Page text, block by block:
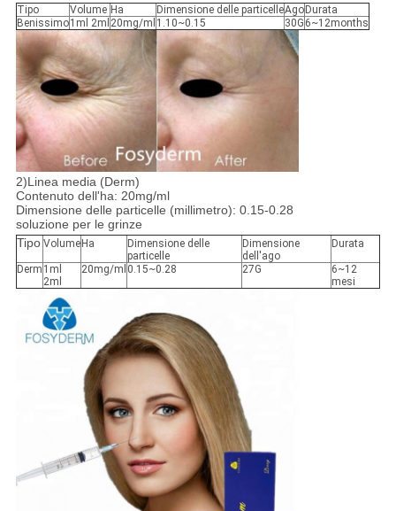
Tipo Volume Ha Dimensione delle particelleAgoDurata
Benissimo1ml 2ml 20mg/ml 1.10~0.15 30G 6~12months
2)Linea media (Derm)
Contenuto dell'ha: 20mg/ml
Dimensione delle particelle (millimetro): 0.15-0.28
soluzione per le grinze
Tipo VolumeHa
Dimensione delle
particelle
Dimensione
dell'ago
Durata
Derm 1ml
2ml
20mg/ml 0.15~0.28 27G
6~12
mesi